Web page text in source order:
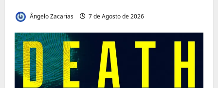
Ângelo Zacarias 7 de Agosto de 2026